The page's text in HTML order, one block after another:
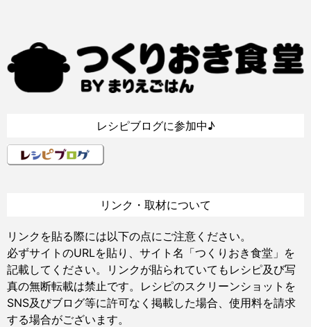
レシピブログに参加中♪
リンク・取材について
リンクを貼る際には以下の点にご注意ください。
必ずサイトのURLを貼り、サイト名「つくりおき食堂」を
記載してください。リンクが貼られていてもレシピ及び写
真の無断転載は禁止です。レシピのスクリーンショットを
SNS及びブログ等に許可なく掲載した場合、使用料を請求
する場合がございます。